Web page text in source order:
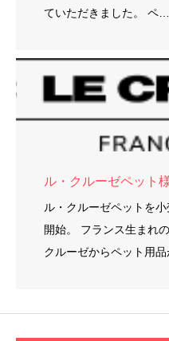
ていただきました。 ペ…
ル・クルーゼペット
ル・クルーゼペットを
開始。 フランス生まれのキッチンウェアであるル・
クルーゼからペット用品